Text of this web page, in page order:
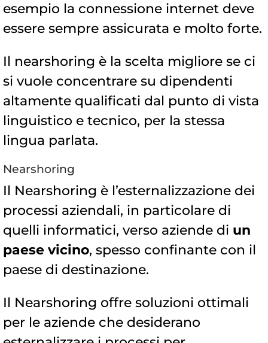
esempio la connessione internet deve
essere sempre assicurata e molto forte.
Il nearshoring è la scelta migliore se ci
si vuole concentrare su dipendenti
altamente qualificati dal punto di vista
linguistico e tecnico, per la stessa
lingua parlata.
Nearshoring
Il Nearshoring è l’esternalizzazione dei
processi aziendali, in particolare di
quelli informatici, verso aziende di un
paese vicino, spesso confinante con il
paese di destinazione.
Il Nearshoring offre soluzioni ottimali
per le aziende che desiderano